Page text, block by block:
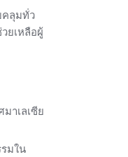
คลุมทั่ว
ยเหลือผู้
าเลเซีย
มใน